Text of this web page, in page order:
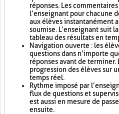
réponses. Les
l’enseignant pour chacune
aux élèves instantanément
soumise. L’enseignant suit
tableau des résultats en
Navigation ouverte : les
questions dans n’importe
réponses avant de terminer.
progression des élèves sur
temps réel.
Rythme imposé par
flux de questions et
est aussi en mesure de
ensuite.